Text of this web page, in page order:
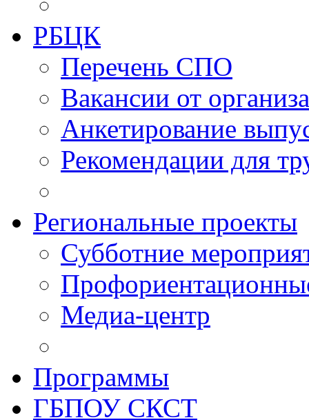
РБЦК
Перечень СПО
Вакансии от
Анкетирование
Рекомендации для
Региональные проекты
Субботние
Медиа-центр
Программы
ГБПОУ СКСТ